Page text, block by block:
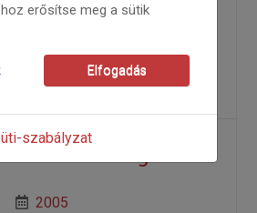
2005/6
Avar Panni
a tánc maga
2005
erősítse meg a sütik
Elfogadás
szabályzat